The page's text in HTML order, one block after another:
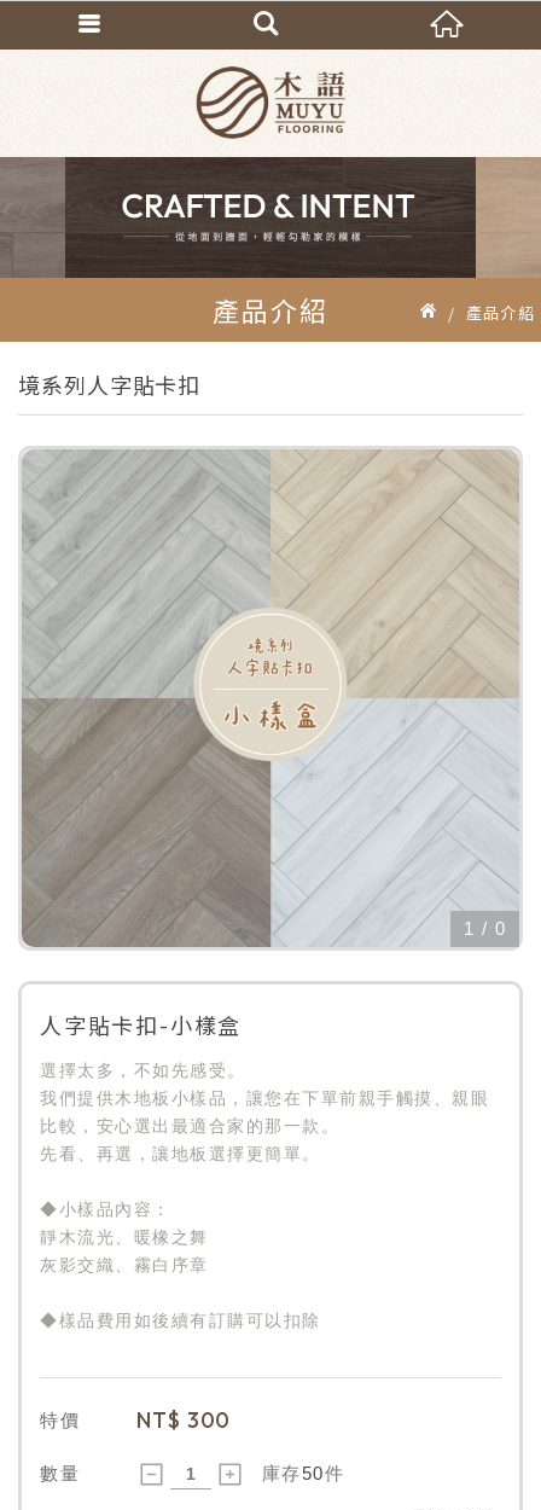
產品介紹 產品介紹
境系列人字貼卡扣
人字貼卡扣-小樣盒
選擇太多，不如先感受。
我們提供木地板小樣品，讓您在下單前親手觸摸、親眼
比較，安心選出最適合家的那一款。
先看、再選，讓地板選擇更簡單。
◆小樣品內容：
靜木流光、暖橡之舞
灰影交織、霧白序章
◆樣品費用如後續有訂購可以扣除
特價 NT$ 300
數量 庫存50件
1 / 0